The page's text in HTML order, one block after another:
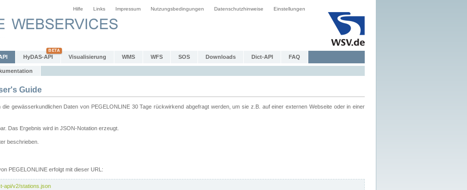
Hilfe Links Impressum Nutzungsbedingungen Datenschutzhinweise Einstellungen
HyDAS-API Visualisierung WMS WFS SOS Downloads Dict-API FAQ
Guide
gewässerkundlichen Daten von PEGELONLINE 30 Tage rückwirkend abgefragt werden, um sie z.B. auf einer externen Webseite oder in einer
Das Ergebnis wird in JSON-Notation erzeugt.
beschrieben.
PEGELONLINE erfolgt mit dieser URL:
api/v2/stations.json